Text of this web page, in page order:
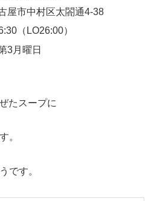
中村区太閤通4-38
（LO26:00）
月曜日
たスープに
。
です。